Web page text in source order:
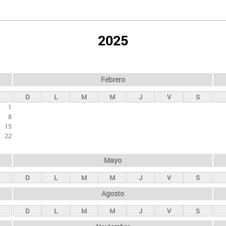
2025
1
8
15
22
Febrero
D L M M J V S
Mayo
D L M M J V S
Agosto
D L M M J V S